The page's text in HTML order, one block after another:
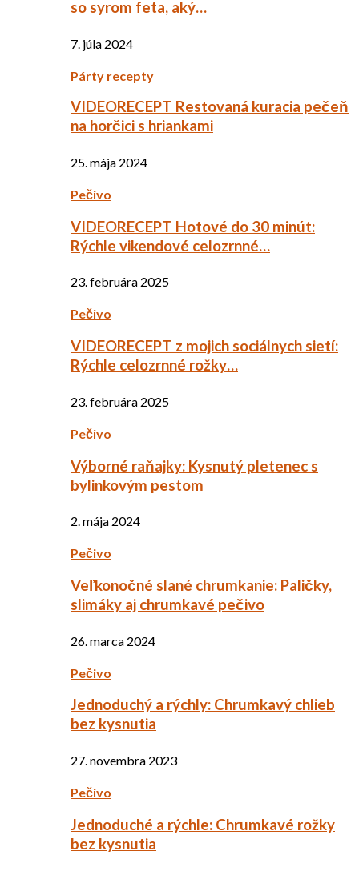
so syrom feta, aký…
7. júla 2024
Párty recepty
VIDEORECEPT Restovaná kuracia pečeň
na horčici s hriankami
25. mája 2024
Pečivo
VIDEORECEPT Hotové do 30 minút:
Rýchle vikendové celozrnné…
23. februára 2025
Pečivo
VIDEORECEPT z mojich sociálnych sietí:
Rýchle celozrnné rožky…
23. februára 2025
Pečivo
Výborné raňajky: Kysnutý pletenec s
bylinkovým pestom
2. mája 2024
Pečivo
Veľkonočné slané chrumkanie: Paličky,
slimáky aj chrumkavé pečivo
26. marca 2024
Pečivo
Jednoduchý a rýchly: Chrumkavý chlieb
bez kysnutia
27. novembra 2023
Pečivo
Jednoduché a rýchle: Chrumkavé rožky
bez kysnutia